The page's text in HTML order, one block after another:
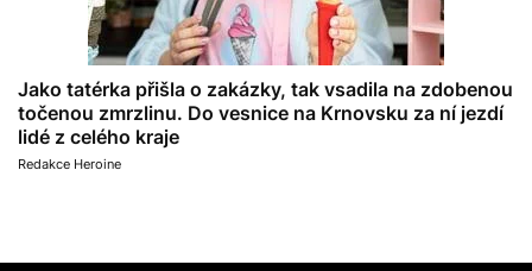
Jako tatérka přišla o zakázky, tak vsadila na zdobenou
točenou zmrzlinu. Do vesnice na Krnovsku za ní jezdí
lidé z celého kraje
Redakce Heroine